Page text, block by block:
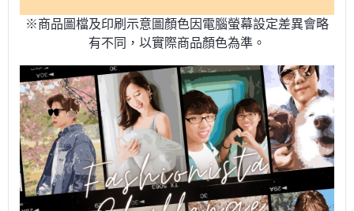
※商品圖檔及印刷示意圖顏色因電腦螢幕設定差異會略
有不同，以實際商品顏色為準。